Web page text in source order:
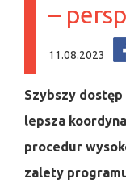
–
11.08.2023
Szybszy
lepsza
procedur
zalety